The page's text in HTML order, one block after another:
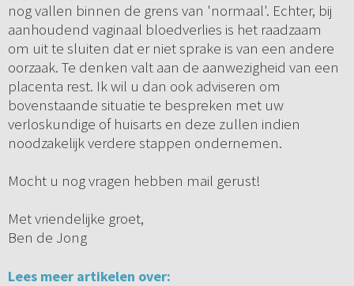
nog vallen binnen de grens van 'normaal'. Echter, bij
aanhoudend vaginaal bloedverlies is het raadzaam
om uit te sluiten dat er niet sprake is van een andere
oorzaak. Te denken valt aan de aanwezigheid van een
placenta rest. Ik wil u dan ook adviseren om
bovenstaande situatie te bespreken met uw
verloskundige of huisarts en deze zullen indien
noodzakelijk verdere stappen ondernemen.
Mocht u nog vragen hebben mail gerust!
Met vriendelijke groet,
Ben de Jong
Lees meer artikelen over: